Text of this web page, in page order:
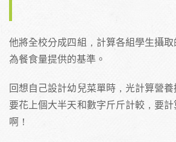
他將全校分成四組，計算各組學生攝
為餐食量提供的基準。
回想自己設計幼兒菜單時，光計算營
要花上個大半天和數字斤斤計較，要
啊！